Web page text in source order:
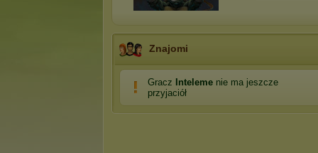
Znajomi
Gracz Inteleme nie ma jeszcze
przyjaciół